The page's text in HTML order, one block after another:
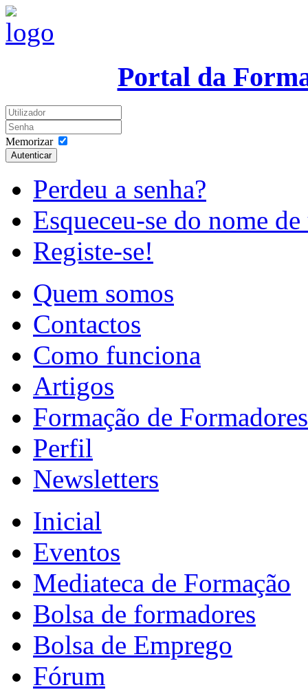
Portal da
Memorizar
Autenticar
Perdeu a senha?
Esqueceu-se do nome
Registe-se!
Quem somos
Contactos
Como funciona
Artigos
Formação de Formadores
Perfil
Newsletters
Inicial
Eventos
Mediateca de Formação
Bolsa de formadores
Bolsa de Emprego
Fórum